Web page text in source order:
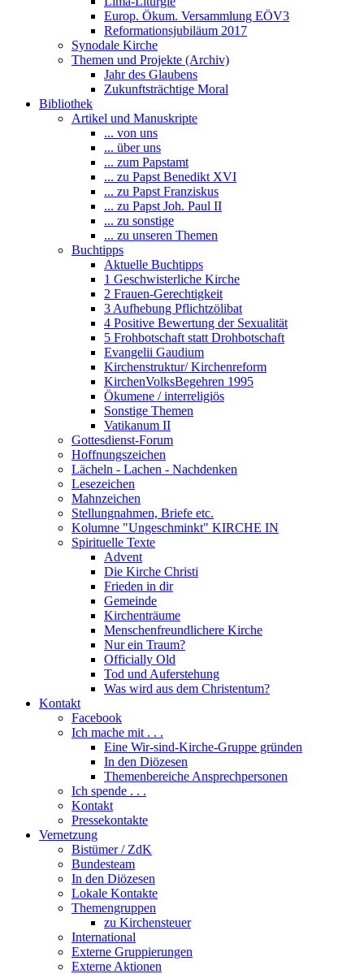
Europ. Ökum. Versammlung EÖV3
Reformationsjubiläum 2017
Synodale Kirche
Themen und Projekte (Archiv)
Jahr des Glaubens
Zukunftsträchtige Moral
Bibliothek
Artikel und Manuskripte
... von uns
... über uns
... zum Papstamt
... zu Papst Benedikt XVI
... zu Papst Franziskus
... zu Papst Joh. Paul II
... zu sonstige
... zu unseren Themen
Buchtipps
Aktuelle Buchtipps
1 Geschwisterliche Kirche
2 Frauen-Gerechtigkeit
3 Aufhebung Pflichtzölibat
4 Positive Bewertung der Sexualität
5 Frohbotschaft statt Drohbotschaft
Evangelii Gaudium
Kirchenstruktur/ Kirchenreform
KirchenVolksBegehren 1995
Ökumene / interreligiös
Sonstige Themen
Vatikanum II
Gottesdienst-Forum
Hoffnungszeichen
Lächeln - Lachen - Nachdenken
Lesezeichen
Mahnzeichen
Stellungnahmen, Briefe etc.
Kolumne "Ungeschminkt" KIRCHE IN
Spirituelle Texte
Advent
Die Kirche Christi
Frieden in dir
Gemeinde
Kirchenträume
Menschenfreundlichere Kirche
Nur ein Traum?
Officially Old
Tod und Auferstehung
Was wird aus dem Christentum?
Kontakt
Facebook
Ich mache mit . . .
Eine Wir-sind-Kirche-Gruppe gründen
In den Diözesen
Themenbereiche Ansprechpersonen
Ich spende . . .
Kontakt
Pressekontakte
Vernetzung
Bistümer / ZdK
Bundesteam
In den Diözesen
Lokale Kontakte
Themengruppen
zu Kirchensteuer
International
Externe Gruppierungen
Externe Aktionen